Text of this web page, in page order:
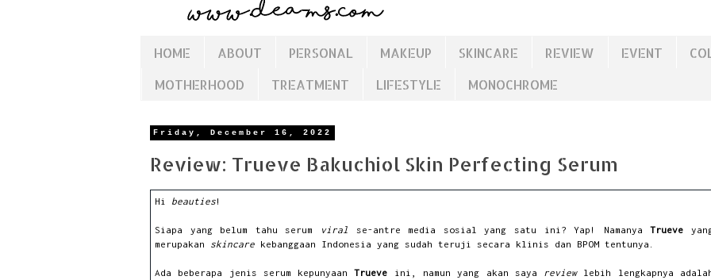
HOME ABOUT PERSONAL MAKEUP SKINCARE REVIEW EVENT
MOTHERHOOD
TREATMENT LIFESTYLE MONOCHROME
Friday, December 16, 2022
Review: Trueve Bakuchiol Skin Perfecting Serum
Hi beauties!
Siapa yang belum tahu serum viral se-antre media sosial yang satu ini? Yap! NamanyaTrueve
merupakan skincare kebanggaan Indonesia yang sudah teruji secara klinis dan BPOM tentunya.
Ada beberapa jenis serum kepunyaanTrueve ini, namun yang akan saya review lebih lengkapnya